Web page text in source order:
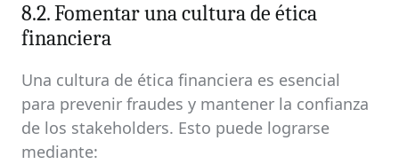
8.2. Fomentar una cultura de ética
financiera
Una cultura de ética financiera es esencial
para prevenir fraudes y mantener la confianza
de los stakeholders. Esto puede lograrse
mediante: